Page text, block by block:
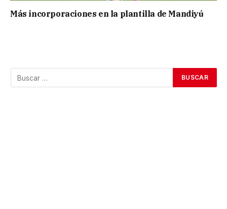
Más incorporaciones en la plantilla de Mandiyú